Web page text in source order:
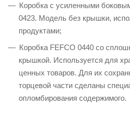
Коробка с усиленными
0423. Модель без крышки,
продуктами;
Коробка FEFCO 0440 со
крышкой. Используется для
ценных товаров. Для их
торцевой части сделаны
опломбирования содержимого.